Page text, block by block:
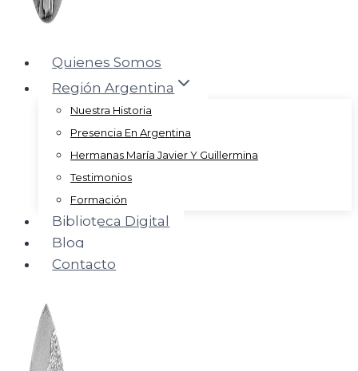
Quienes Somos
Región Argentina
Nuestra Historia
Presencia En Argentina
Hermanas María Javier Y Guillermina
Testimonios
Formación
Biblioteca Digital
Blog
Contacto